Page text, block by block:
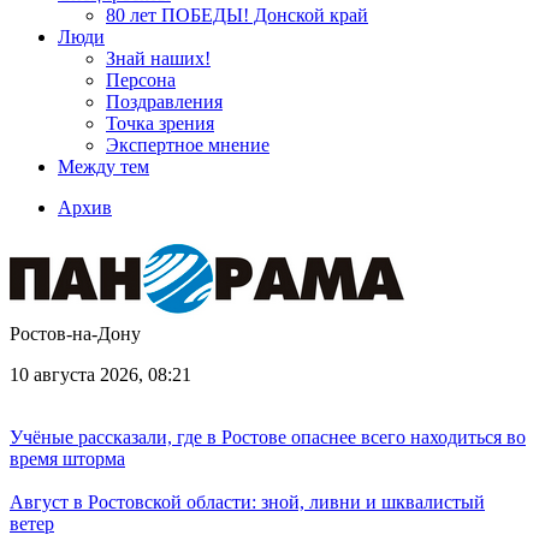
80 лет ПОБЕДЫ! Донской край
Люди
Знай наших!
Персона
Поздравления
Точка зрения
Экспертное мнение
Между тем
Архив
Ростов-на-Дону
10 августа 2026, 08:21
Учёные рассказали, где в Ростове опаснее всего находиться во
время шторма
Август в Ростовской области: зной, ливни и шквалистый
ветер